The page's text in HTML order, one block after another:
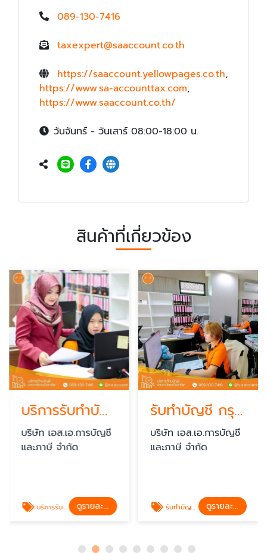
089-130-7416
taxexpert@saaccount.co.th
https://saaccount.yellowpages.co.th,
https://www.sa-accounttax.com,
https://www.saaccount.co.th/
วันจันทร์ - วันเสาร์ 08:00-18:00 น.
สินค้าที่เกี่ยวข้อง
บริการรับทำบัญชี
บริษัท เอส.เอ.การบัญชี
และภาษี จำกัด
บริการรับทำบัญชี ดูรายละเอียด
รับทำบัญชี กรุงเทพ
บริษัท เอส.เอ.การบัญชี
และภาษี จำกัด
รับทำบัญชี กรุงเทพ ดูรายละเอียด